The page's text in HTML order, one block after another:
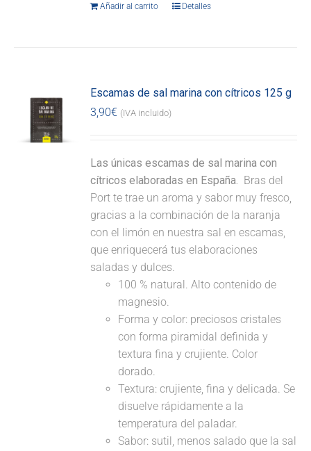
Añadir al carrito Detalles
Escamas de sal marina con cítricos 125 g
3,90€ (IVA incluido)
Las únicas escamas de sal marina con
cítricos elaboradas en España. Bras del
Port te trae un aroma y sabor muy fresco,
gracias a la combinación de la naranja
con el limón en nuestra sal en escamas,
que enriquecerá tus elaboraciones
saladas y dulces.
100 % natural. Alto contenido de
magnesio.
Forma y color: preciosos cristales
con forma piramidal definida y
textura fina y crujiente. Color
dorado.
Textura: crujiente, fina y delicada. Se
disuelve rápidamente a la
temperatura del paladar.
Sabor: sutil, menos salado que la sal